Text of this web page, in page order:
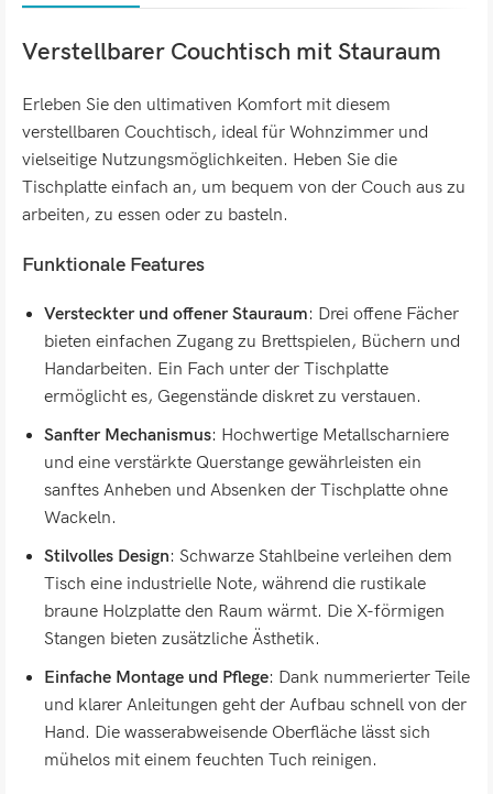
Verstellbarer Couchtisch mit Stauraum
Erleben Sie den ultimativen Komfort mit diesem
verstellbaren Couchtisch, ideal für Wohnzimmer und
vielseitige Nutzungsmöglichkeiten. Heben Sie die
Tischplatte einfach an, um bequem von der Couch aus zu
arbeiten, zu essen oder zu basteln.
Funktionale Features
Versteckter und offener Stauraum: Drei offene Fächer
bieten einfachen Zugang zu Brettspielen, Büchern und
Handarbeiten. Ein Fach unter der Tischplatte
ermöglicht es, Gegenstände diskret zu verstauen.
Sanfter Mechanismus: Hochwertige Metallscharniere
und eine verstärkte Querstange gewährleisten ein
sanftes Anheben und Absenken der Tischplatte ohne
Wackeln.
Stilvolles Design: Schwarze Stahlbeine verleihen dem
Tisch eine industrielle Note, während die rustikale
braune Holzplatte den Raum wärmt. Die X-förmigen
Stangen bieten zusätzliche Ästhetik.
Einfache Montage und Pflege: Dank nummerierter Teile
und klarer Anleitungen geht der Aufbau schnell von der
Hand. Die wasserabweisende Oberfläche lässt sich
mühelos mit einem feuchten Tuch reinigen.